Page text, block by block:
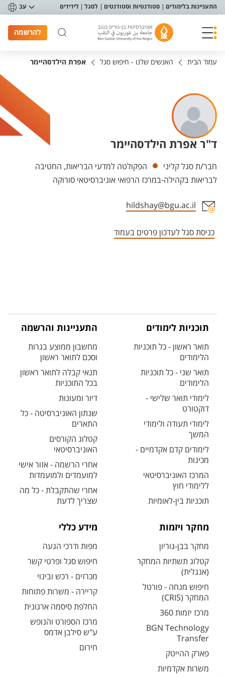
תפריט נגישות
התעניינות בלימודים סטודנטיות וסטודנטים לסגל לידידים עב
להרשמה
עמוד הבית האנשים שלנו - חיפוש סגל אפרת הילדסהיימר
ד"ר אפרת הילדסהיימר
יחידות
חבר/ת סגל קליני
הפקולטה למדעי הבריאות, החטיבה
לבריאות בקהילה-במרכז הרפואי אוניברסיטאי סורוקה
hildshay@bgu.ac.il
כניסת סגל לעדכון פרטים בעמוד
תוכניות לימודים
תואר ראשון - כל תוכניות
הלימודים
תואר שני - כל תוכניות
הלימודים
לימודי תואר שלישי -
דוקטורט
לימודי תעודה ולימודי
המשך
לימודים קדם אקדמיים -
מכינות
המרכז האוניברסיטאי
ללימודי חוץ
תוכניות בין-לאומיות
התעניינות והרשמה
מחשבון ממוצע בגרות
וסכם לתואר ראשון
תנאי קבלה לתואר ראשון
בכל התוכניות
דיור ומעונות
שנתון האוניברסיטה - כל
התארים
קטלוג הקורסים
האוניברסיטאי
אחרי הרשמה - אזור אישי
למועמדים ולמועמדות
אחרי שהתקבלת - כל מה
שצריך לדעת
מחקר ויזמות
מחקר בבן-גוריון
קטלוג תשתיות המחקר
(אנגלית)
חיפוש מנחה - פורטל
המחקר (CRIS)
מרכז יזמות 360
BGN Technology
Transfer
פארק ההייטק
משרות אקדמיות
מידע כללי
מפות ודרכי הגעה
חיפוש סגל ופרטי קשר
מכרזים - רכש ובינוי
קריירה - משרות פתוחות
החלפת סיסמה ארגונית
מרכז הספורט והנופש
ע"ש סילבן אדמס
חירום